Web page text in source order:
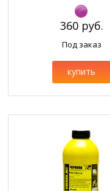
360 руб.
Под заказ
купить